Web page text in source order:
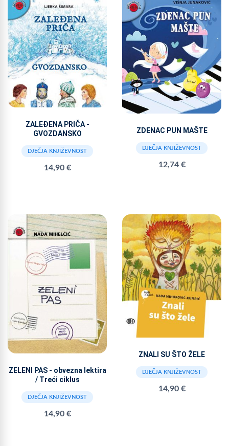
ZALEĐENA PRIČA -
GVOZDANSKO
DJEČJA KNJIŽEVNOST
14,90 €
ZDENAC PUN MAŠTE
DJEČJA KNJIŽEVNOST
12,74 €
ZELENI PAS - obvezna lektira
/ Treći ciklus
DJEČJA KNJIŽEVNOST
14,90 €
ZNALI SU ŠTO ŽELE
DJEČJA KNJIŽEVNOST
14,90 €